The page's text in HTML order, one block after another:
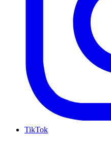
TikTok